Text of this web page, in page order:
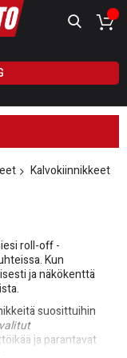
Kalvokiinnikkeet
roll-off -
Kun
ja näkökenttä
suosittuihin
ja parantavat